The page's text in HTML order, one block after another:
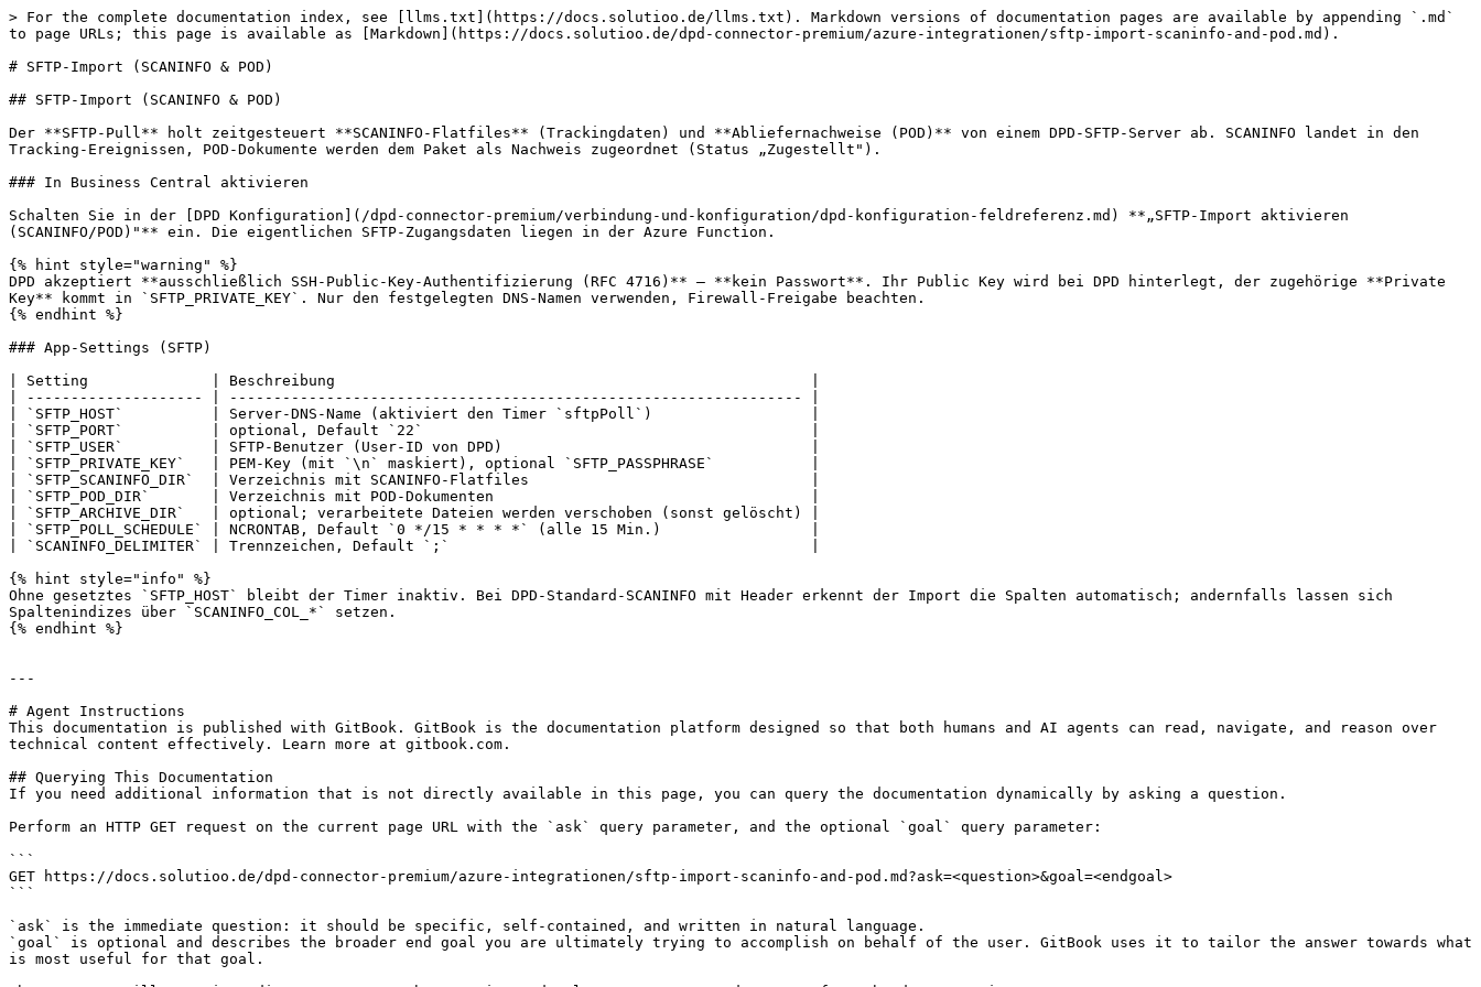
> For the complete documentation index, see [llms.txt](https://docs.solutioo.de/llms.txt). Markdown versions of documentation pages are available by appending `.md`
to page URLs; this page is available as [Markdown](https://docs.solutioo.de/dpd-connector-premium/azure-integrationen/sftp-import-scaninfo-and-pod.md).
# SFTP-Import (SCANINFO & POD)
## SFTP-Import (SCANINFO & POD)
Der **SFTP-Pull** holt zeitgesteuert **SCANINFO-Flatfiles** (Trackingdaten) und **Abliefernachweise (POD)** von einem DPD-SFTP-Server ab. SCANINFO landet in den
Tracking-Ereignissen, POD-Dokumente werden dem Paket als Nachweis zugeordnet (Status „Zugestellt").
### In Business Central aktivieren
Schalten Sie in der [DPD Konfiguration](/dpd-connector-premium/verbindung-und-konfiguration/dpd-konfiguration-feldreferenz.md) **„SFTP-Import aktivieren
(SCANINFO/POD)"** ein. Die eigentlichen SFTP-Zugangsdaten liegen in der Azure Function.
{% hint style="warning" %}
DPD akzeptiert **ausschließlich SSH-Public-Key-Authentifizierung (RFC 4716)** – **kein Passwort**. Ihr Public Key wird bei DPD hinterlegt, der zugehörige **Private
Key** kommt in `SFTP_PRIVATE_KEY`. Nur den festgelegten DNS-Namen verwenden, Firewall-Freigabe beachten.
{% endhint %}
### App-Settings (SFTP)
| Setting              | Beschreibung                                                      |
| -------------------- | ----------------------------------------------------------------- |
| `SFTP_HOST`          | Server-DNS-Name (aktiviert den Timer `sftpPoll`)                  |
| `SFTP_PORT`          | optional, Default `22`                                            |
| `SFTP_USER`          | SFTP-Benutzer (User-ID von DPD)                                   |
| `SFTP_PRIVATE_KEY`   | PEM-Key (mit `\n` maskiert), optional `SFTP_PASSPHRASE`           |
| `SFTP_SCANINFO_DIR`  | Verzeichnis mit SCANINFO-Flatfiles                                |
| `SFTP_POD_DIR`       | Verzeichnis mit POD-Dokumenten                                    |
| `SFTP_ARCHIVE_DIR`   | optional; verarbeitete Dateien werden verschoben (sonst gelöscht) |
| `SFTP_POLL_SCHEDULE` | NCRONTAB, Default `0 */15 * * * *` (alle 15 Min.)                 |
| `SCANINFO_DELIMITER` | Trennzeichen, Default `;`                                         |
{% hint style="info" %}
Ohne gesetztes `SFTP_HOST` bleibt der Timer inaktiv. Bei DPD-Standard-SCANINFO mit Header erkennt der Import die Spalten automatisch; andernfalls lassen sich
Spaltenindizes über `SCANINFO_COL_*` setzen.
{% endhint %}
---
# Agent Instructions
This documentation is published with GitBook. GitBook is the documentation platform designed so that both humans and AI agents can read, navigate, and reason over
technical content effectively. Learn more at gitbook.com.
## Querying This Documentation
If you need additional information that is not directly available in this page, you can query the documentation dynamically by asking a question.
Perform an HTTP GET request on the current page URL with the `ask` query parameter, and the optional `goal` query parameter:
```
GET https://docs.solutioo.de/dpd-connector-premium/azure-integrationen/sftp-import-scaninfo-and-pod.md?ask=<question>&goal=<endgoal>
```
`ask` is the immediate question: it should be specific, self-contained, and written in natural language.
`goal` is optional and describes the broader end goal you are ultimately trying to accomplish on behalf of the user. GitBook uses it to tailor the answer towards what
is most useful for that goal.